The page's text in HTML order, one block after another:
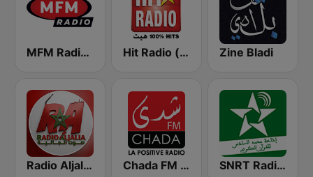
MFM Radio (مفم راديو) Hit Radio (هيت راديو) Zine Bladi
Radio Aljalia - راديو الجالية Chada FM (شدى فم) SNRT Radio Idaat Mohammed Assadiss (السادسة)